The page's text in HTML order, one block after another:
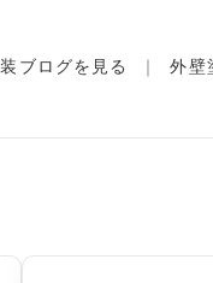
ブログを見る
外壁